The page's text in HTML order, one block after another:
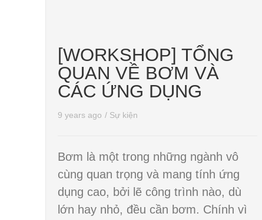
[WORKSHOP] TỔNG
QUAN VỀ BƠM VÀ
CÁC ỨNG DỤNG
9 years ago / Sự kiện
Bơm là một trong những ngành vô
cùng quan trọng và mang tính ứng
dụng cao, bởi lẽ công trình nào, dù
lớn hay nhỏ, đều cần bơm. Chính vì